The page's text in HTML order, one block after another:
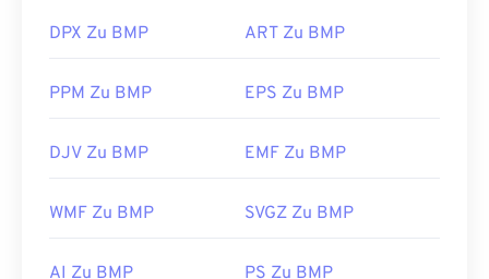
DPX Zu BMP ART Zu BMP
PPM Zu BMP EPS Zu BMP
DJV Zu BMP EMF Zu BMP
WMF Zu BMP SVGZ Zu BMP
AI Zu BMP PS Zu BMP